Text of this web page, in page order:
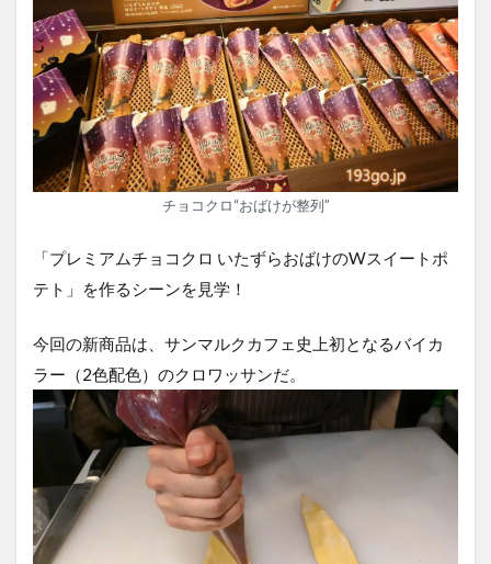
チョコクロ“おばけが整列”
「プレミアムチョコクロ いたずらおばけのWスイートポ
テト」を作るシーンを見学！
今回の新商品は、サンマルクカフェ史上初となるバイカ
ラー（2色配色）のクロワッサンだ。